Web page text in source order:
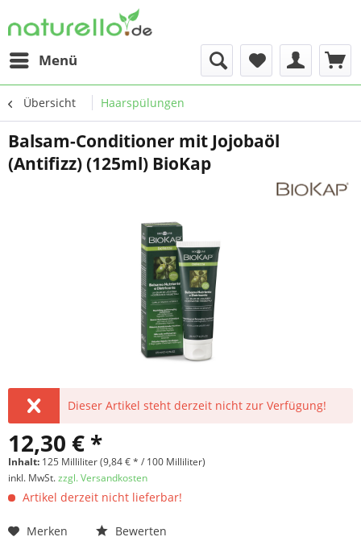
Menü
Übersicht Haarspülungen
Balsam-Conditioner mit Jojobaöl
(Antifizz) (125ml) BioKap
Dieser Artikel steht derzeit nicht zur Verfügung!
12,30 € *
Inhalt: 125 Milliliter (9,84 € * / 100 Milliliter)
inkl. MwSt.zzgl. Versandkosten
Artikel derzeit nicht lieferbar!
Merken Bewerten